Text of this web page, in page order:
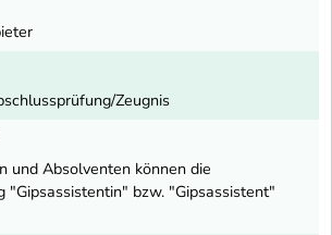
Zeugnis
und Absolventen können die
"Gipsassistentin" bzw. "Gipsassistent"